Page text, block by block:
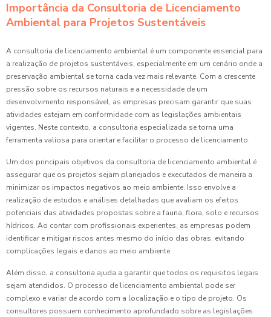
Importância da Consultoria de Licenciamento
Ambiental para Projetos Sustentáveis
A consultoria de licenciamento ambiental é um componente essencial para
a realização de projetos sustentáveis, especialmente em um cenário onde a
preservação ambiental se torna cada vez mais relevante. Com a crescente
pressão sobre os recursos naturais e a necessidade de um
desenvolvimento responsável, as empresas precisam garantir que suas
atividades estejam em conformidade com as legislações ambientais
vigentes. Neste contexto, a consultoria especializada se torna uma
ferramenta valiosa para orientar e facilitar o processo de licenciamento.
Um dos principais objetivos da consultoria de licenciamento ambiental é
assegurar que os projetos sejam planejados e executados de maneira a
minimizar os impactos negativos ao meio ambiente. Isso envolve a
realização de estudos e análises detalhadas que avaliam os efeitos
potenciais das atividades propostas sobre a fauna, flora, solo e recursos
hídricos. Ao contar com profissionais experientes, as empresas podem
identificar e mitigar riscos antes mesmo do início das obras, evitando
complicações legais e danos ao meio ambiente.
Além disso, a consultoria ajuda a garantir que todos os requisitos legais
sejam atendidos. O processo de licenciamento ambiental pode ser
complexo e variar de acordo com a localização e o tipo de projeto. Os
consultores possuem conhecimento aprofundado sobre as legislações